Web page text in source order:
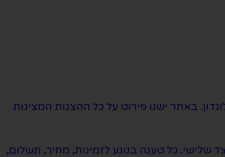
באתר ישנו פירוט על כל ההצגות המציגות
כל טענה בנוגע לזמינות, מחיר, תשלום,